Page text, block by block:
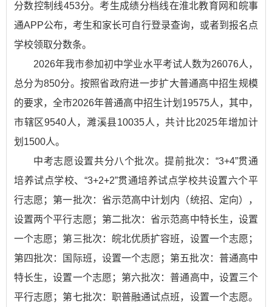
分数控制线453分。考生成绩分档线在淮北教育网和皖事
通APP公布，考生和家长可自行登录查询，或者到报名点
学校领取分数条。
2026年我市参加初中学业水平考试人数为26076人，
总分为850分。按照省政府进一步扩大普通高中招生规模
的要求，全市2026年普通高中招生计划19575人，其中，
市辖区9540人，濉溪县10035人，共计比2025年增加计
划1500人。
中考志愿设置共分八个批次。提前批次：“3+4”贯通
培养试点学校、“3+2+2”贯通培养试点学校共设置六个平
行志愿；第一批次：省示范高中计划内（统招、定向），
设置两个平行志愿；第二批次：省示范高中特长生，设置
一个志愿；第三批次：皖北优质扩容班，设置一个志愿；
第四批次：国际班，设置一个志愿；第五批次：普通高中
特长生，设置一个志愿；第六批次：普通高中，设置三个
平行志愿；第七批次：职普融通试点班，设置一个志愿。